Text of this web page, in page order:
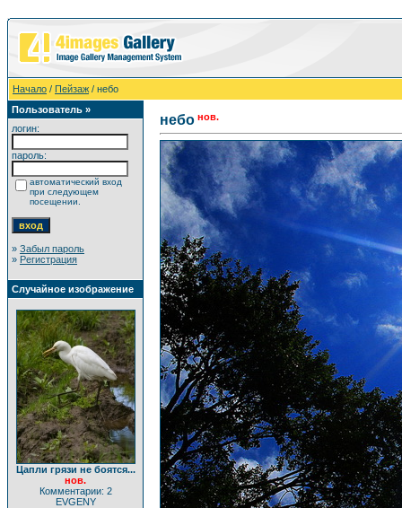
Начало / Пейзаж / небо
Пользователь »
логин:
пароль:
автоматический вход
при следующем
посещении.
» Забыл пароль
» Регистрация
Случайное изображение
Цапли грязи не боятся...
нов.
Комментарии: 2
EVGENY
небо нов.